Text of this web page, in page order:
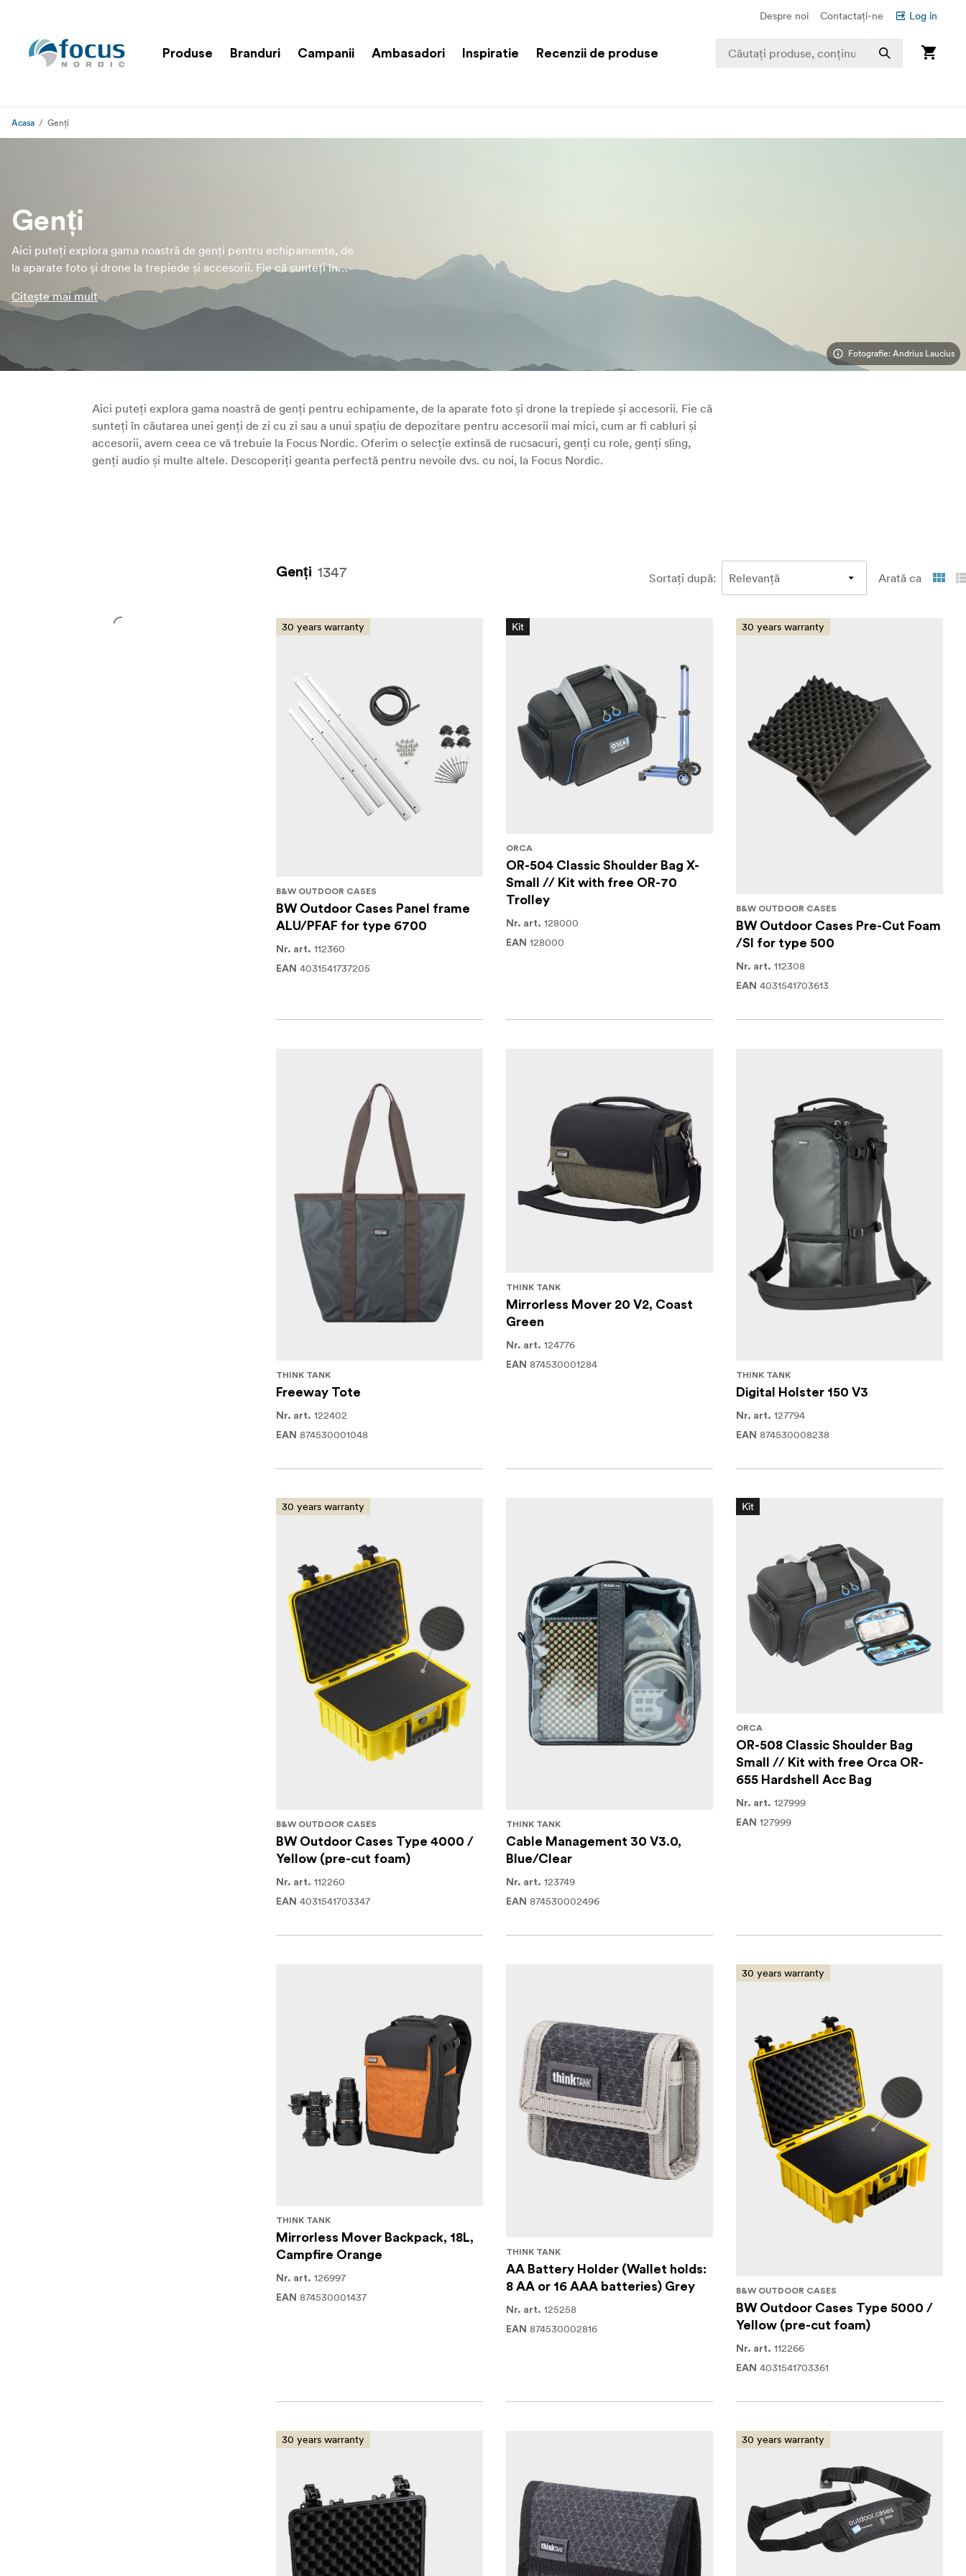
Despre noi Contactați-ne Log in
Produse Branduri Campanii Ambasadori Inspiratie Recenzii de produse
Acasa Genți
Genți
Aici puteți explora gama noastră de genți pentru echipamente, de
la aparate foto și drone la trepiede și accesorii. Fie că sunteți în
căutarea unei genți de zi cu zi sau a unui spațiu de depozitare
pentru accesorii mai mici, cum ar fi cabluri și accesorii, avem ceea
ce vă trebuie la Focus Nordic. Oferim o selecție extinsă de
rucsacuri, genți cu role, genți sling, genți audio și multe altele.
Descoperiți geanta perfectă pentru nevoile dvs. cu noi, la Focus
Nordic.
Citește mai mult
Fotografie: Andrius Laucius
Aici puteți explora gama noastră de genți pentru echipamente, de la aparate foto și drone la trepiede și accesorii. Fie că
sunteți în căutarea unei genți de zi cu zi sau a unui spațiu de depozitare pentru accesorii mai mici, cum ar fi cabluri și
accesorii, avem ceea ce vă trebuie la Focus Nordic. Oferim o selecție extinsă de rucsacuri, genți cu role, genți sling,
genți audio și multe altele. Descoperiți geanta perfectă pentru nevoile dvs. cu noi, la Focus Nordic.
Genți 1347 Sortați după: Arată ca
30 years warranty
B&W OUTDOOR CASES
BW Outdoor Cases Panel frame
ALU/PFAF for type 6700
Nr. art. 112360
EAN 4031541737205
Kit
ORCA
OR-504 Classic Shoulder Bag X-
Small // Kit with free OR-70
Trolley
Nr. art. 128000
EAN 128000
30 years warranty
B&W OUTDOOR CASES
BW Outdoor Cases Pre-Cut Foam
/SI for type 500
Nr. art. 112308
EAN 4031541703613
THINK TANK
Freeway Tote
Nr. art. 122402
EAN 874530001048
THINK TANK
Mirrorless Mover 20 V2, Coast
Green
Nr. art. 124776
EAN 874530001284
THINK TANK
Digital Holster 150 V3
Nr. art. 127794
EAN 874530008238
30 years warranty
B&W OUTDOOR CASES
BW Outdoor Cases Type 4000 /
Yellow (pre-cut foam)
Nr. art. 112260
EAN 4031541703347
THINK TANK
Cable Management 30 V3.0,
Blue/Clear
Nr. art. 123749
EAN 874530002496
Kit
ORCA
OR-508 Classic Shoulder Bag
Small // Kit with free Orca OR-
655 Hardshell Acc Bag
Nr. art. 127999
EAN 127999
THINK TANK
Mirrorless Mover Backpack, 18L,
Campfire Orange
Nr. art. 126997
EAN 874530001437
THINK TANK
AA Battery Holder (Wallet holds:
8 AA or 16 AAA batteries) Grey
Nr. art. 125258
EAN 874530002816
30 years warranty
B&W OUTDOOR CASES
BW Outdoor Cases Type 5000 /
Yellow (pre-cut foam)
Nr. art. 112266
EAN 4031541703361
30 years warranty 30 years warranty